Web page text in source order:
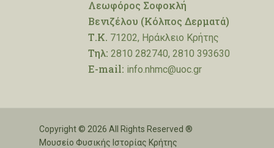
Λεωφόρος Σοφοκλή
Βενιζέλου (Κόλπος Δερματά)
Τ.Κ. 71202, Ηράκλειο Κρήτης
Τηλ: 2810 282740, 2810 393630
E-mail: info.nhmc@uoc.gr
Copyright © 2026 All Rights Reserved ®
Μουσείο Φυσικής Ιστορίας Κρήτης